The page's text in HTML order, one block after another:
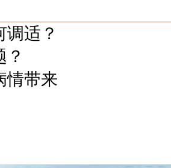
适？
情带来